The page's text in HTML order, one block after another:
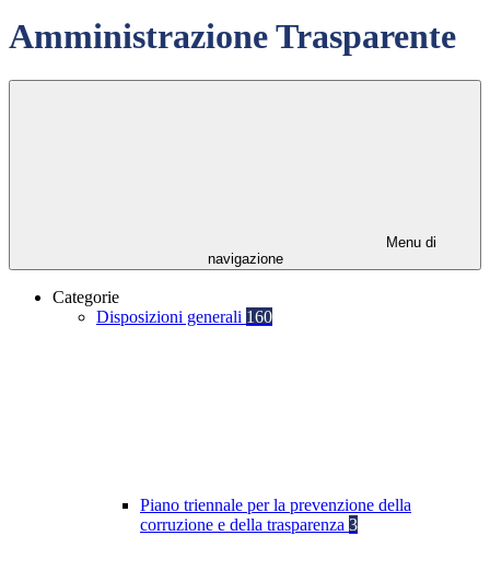
Amministrazione Trasparente
Menu di
navigazione
Categorie
Disposizioni generali 160
Piano triennale per la prevenzione della
corruzione e della trasparenza 3